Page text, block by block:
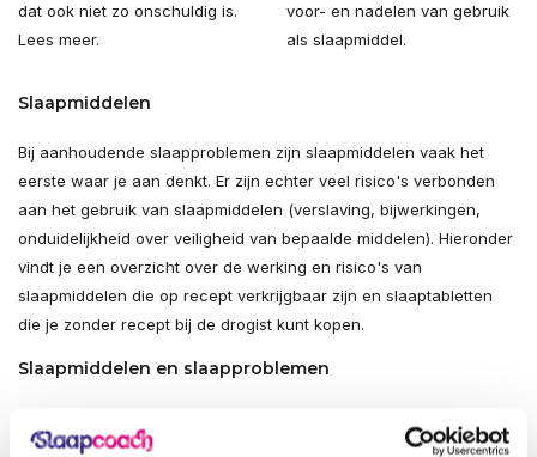
dat ook niet zo onschuldig is.
Lees meer.
voor- en nadelen van gebruik
als slaapmiddel.
Slaapmiddelen
Bij aanhoudende slaapproblemen zijn slaapmiddelen vaak het
eerste waar je aan denkt. Er zijn echter veel risico's verbonden
aan het gebruik van slaapmiddelen (verslaving, bijwerkingen,
onduidelijkheid over veiligheid van bepaalde middelen). Hieronder
vindt je een overzicht over de werking en risico's van
slaapmiddelen die op recept verkrijgbaar zijn en slaaptabletten
die je zonder recept bij de drogist kunt kopen.
Slaapmiddelen en slaapproblemen
geen oplossing bieden voor chronische slaapproblemen en dat